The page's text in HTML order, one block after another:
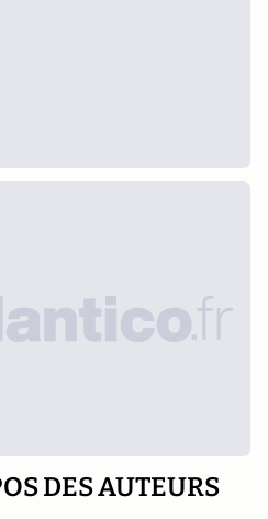
DES AUTEURS